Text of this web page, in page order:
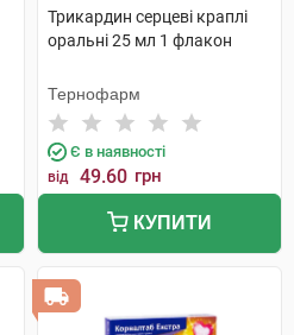
Трикардин серцеві краплі
оральні 25 мл 1 флакон
Тернофарм
Є в наявності
від 49.60 грн
КУПИТИ